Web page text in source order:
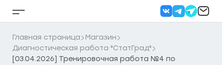
Кнопка
бокового
меню
Главная страница
Магазин
Диагностическая работа "СтатГрад"
[03.04.2026] Тренировочная работа №4 по